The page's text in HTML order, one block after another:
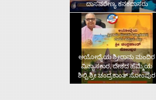
ದಾಸವರೇಣ್ಯ ಕನಕದಾಸರು
ಅಯೋಧ್ಯೆಯ ಶ್ರೀರಾಮ ಮಂದಿರ
ವಿನ್ಯಾಸಕಾರ, ದೇಶದ ಹೆಮ್ಮೆಯ
ಶಿಲ್ಪಿ ಶ್ರೀ ಚಂದ್ರಕಾಂತ್‌ ಸೋಂಪುರ